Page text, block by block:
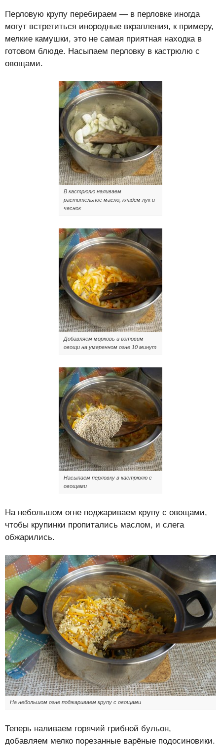
Перловую крупу перебираем — в перловке иногда
могут встретиться инородные вкрапления, к примеру,
мелкие камушки, это не самая приятная находка в
готовом блюде. Насыпаем перловку в кастрюлю с
овощами.
В кастрюлю наливаем
растительное масло, кладём лук и
чеснок
Добавляем морковь и готовим
овощи на умеренном огне 10 минут
Насыпаем перловку в кастрюлю с
овощами
На небольшом огне поджариваем крупу с овощами,
чтобы крупинки пропитались маслом, и слега
обжарились.
На небольшом огне поджариваем крупу с овощами
Теперь наливаем горячий грибной бульон,
добавляем мелко порезанные варёные подосиновики.